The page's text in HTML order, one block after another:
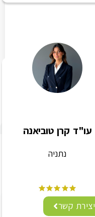
עו"ד קרן טוביאנה
נתניה
יצירת קשר